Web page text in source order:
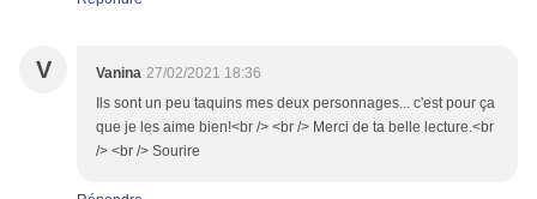
V Vanina 27/02/2021 18:36
Ils sont un peu taquins mes deux personnages... c'est pour ça
que je les aime bien!<br /> <br /> Merci de ta belle lecture.<br
/> <br /> Sourire